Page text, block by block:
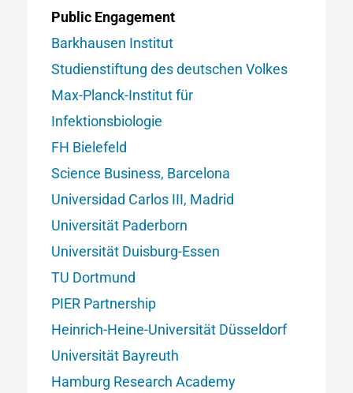
Public Engagement
Barkhausen Institut
Studienstiftung des deutschen Volkes
Max-Planck-Institut für
Infektionsbiologie
FH Bielefeld
Science Business, Barcelona
Universidad Carlos III, Madrid
Universität Paderborn
Universität Duisburg-Essen
TU Dortmund
PIER Partnership
Heinrich-Heine-Universität Düsseldorf
Universität Bayreuth
Hamburg Research Academy